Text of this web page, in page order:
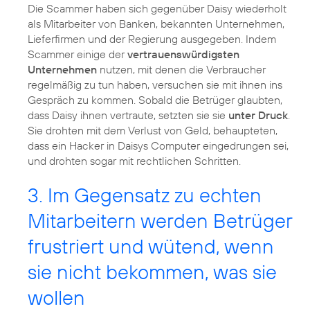
Die Scammer haben sich gegenüber Daisy wiederholt
als Mitarbeiter von Banken, bekannten Unternehmen,
Lieferfirmen und der Regierung ausgegeben. Indem
Scammer einige dervertrauenswürdigsten
Unternehmen nutzen, mit denen die Verbraucher
regelmäßig zu tun haben, versuchen sie mit ihnen ins
Gespräch zu kommen. Sobald die Betrüger glaubten,
dass Daisy ihnen vertraute, setzten sie sie unter Druck
Sie drohten mit dem Verlust von Geld, behaupteten,
dass ein Hacker in Daisys Computer eingedrungen sei,
und drohten sogar mit rechtlichen Schritten.
3. Im Gegensatz zu echten
Mitarbeitern werden Betrüger
frustriert und wütend, wenn
sie nicht bekommen, was sie
wollen